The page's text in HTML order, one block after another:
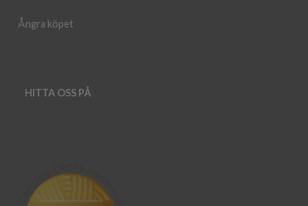
Ångra köpet
HITTA OSS PÅ